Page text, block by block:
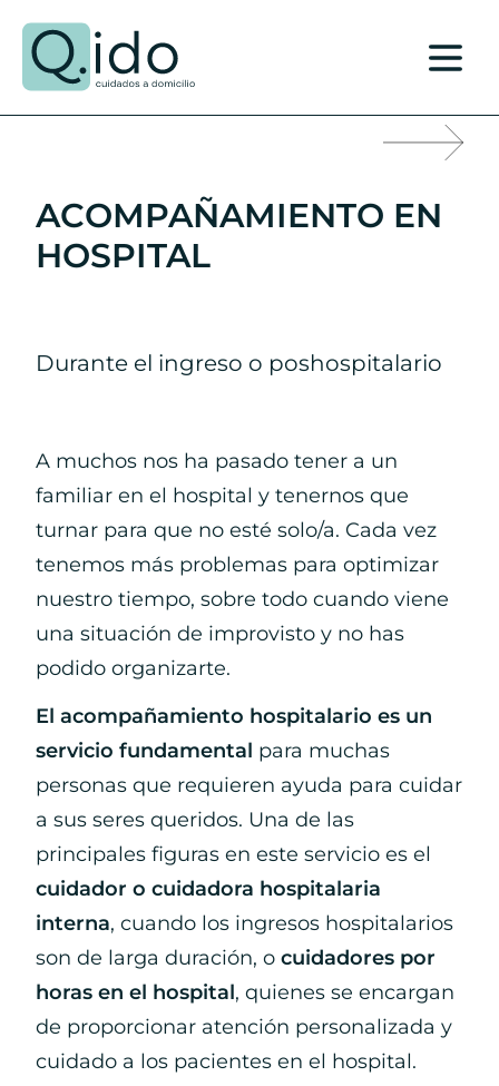
Ver página principal del Q.ido
Navegación de entradas
ACOMPAÑAMIENTO EN
HOSPITAL
Durante el ingreso o poshospitalario
A muchos nos ha pasado tener a un
familiar en el hospital y tenernos que
turnar para que no esté solo/a. Cada vez
tenemos más problemas para optimizar
nuestro tiempo, sobre todo cuando viene
una situación de improvisto y no has
podido organizarte.
El acompañamiento hospitalario es un
servicio fundamental para muchas
personas que requieren ayuda para cuidar
a sus seres queridos. Una de las
principales figuras en este servicio es el
cuidador o cuidadora hospitalaria
interna, cuando los ingresos hospitalarios
son de larga duración, o cuidadores por
horas en el hospital, quienes se encargan
de proporcionar atención personalizada y
cuidado a los pacientes en el hospital.